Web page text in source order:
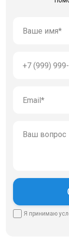
Я принимаю